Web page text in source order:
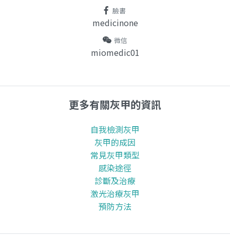
臉書
medicinone
微信
miomedic01
更多有關灰甲的資訊
自我檢測灰甲
灰甲的成因
常見灰甲類型
感染途徑
診斷及治療
激光治療灰甲
預防方法